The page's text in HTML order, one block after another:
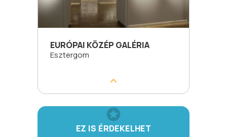
EURÓPAI KÖZÉP GALÉRIA
Esztergom
EZ IS ÉRDEKELHET